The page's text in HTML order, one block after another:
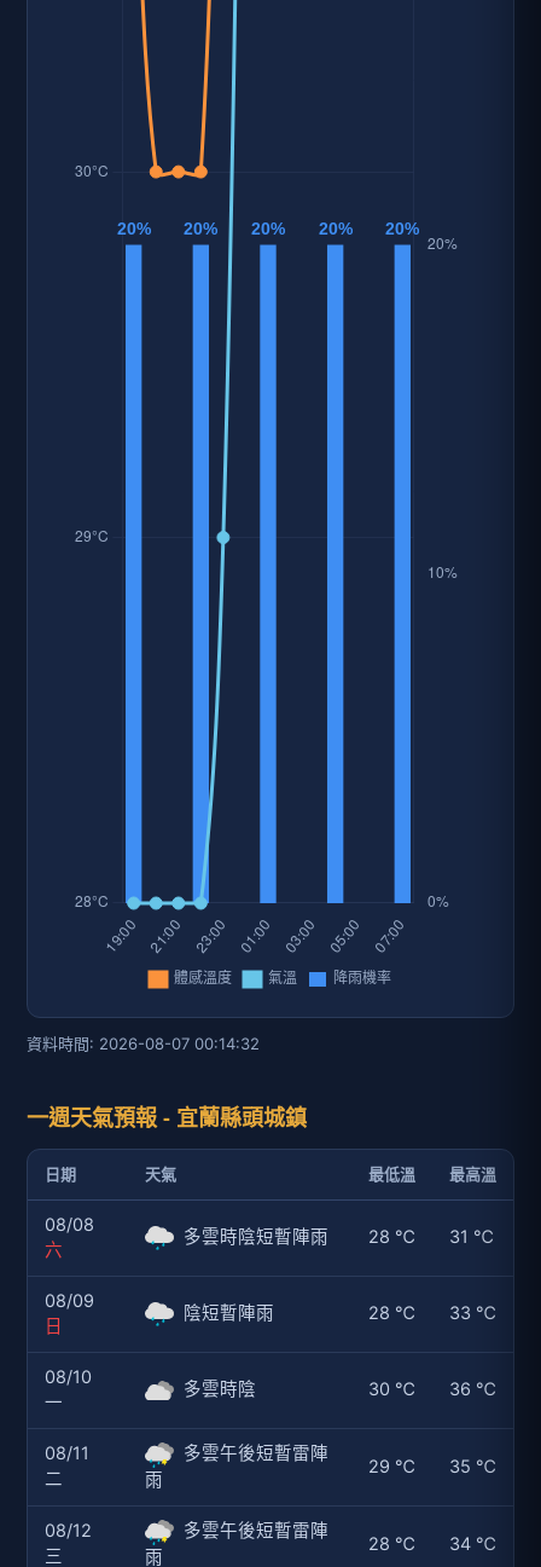
資料時間: 2026-08-07 00:14:32
一週天氣預報 - 宜蘭縣頭城鎮
日期 天氣 最低溫 最高溫
08/08
六
多雲時陰短暫陣雨 28 ℃ 31 ℃
08/09
日
陰短暫陣雨 28 ℃ 33 ℃
08/10
一
多雲時陰 30 ℃ 36 ℃
08/11
二
多雲午後短暫雷陣
雨
29 ℃ 35 ℃
08/12
三
多雲午後短暫雷陣
雨
28 ℃ 34 ℃